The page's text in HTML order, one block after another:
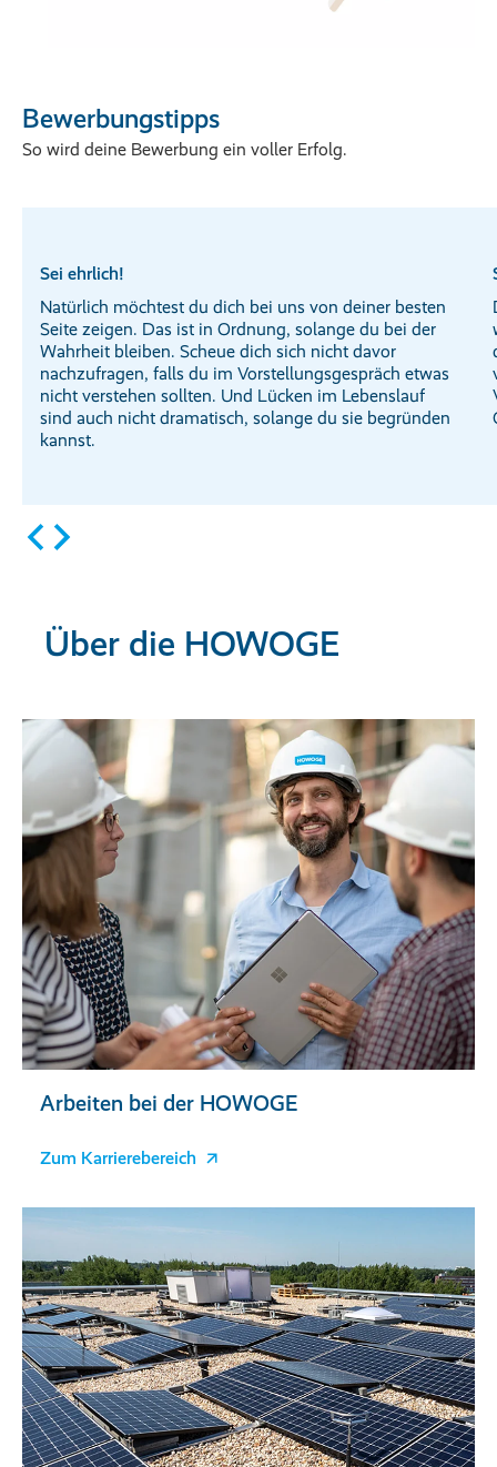
Bewerbungstipps
So wird deine Bewerbung ein voller Erfolg.
Sei ehrlich!
Natürlich möchtest du dich bei uns von deiner besten
Seite zeigen. Das ist in Ordnung, solange du bei der
Wahrheit bleiben. Scheue dich sich nicht davor
nachzufragen, falls du im Vorstellungsgespräch etwas
nicht verstehen sollten. Und Lücken im Lebenslauf
sind auch nicht dramatisch, solange du sie begründen
kannst.
Über die HOWOGE
Arbeiten bei der HOWOGE
Zum Karrierebereich